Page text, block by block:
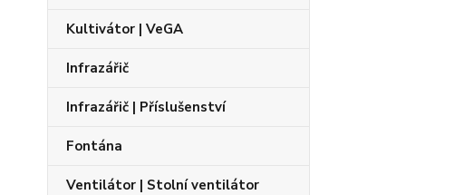
Kultivátor | VeGA
Infrazářič
Infrazářič | Příslušenství
Fontána
Ventilátor | Stolní ventilátor